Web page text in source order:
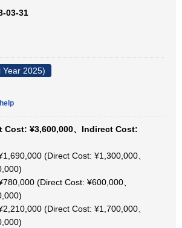
03-31
2025)
Cost: ¥3,600,000、Indirect Cost:
(Direct Cost: ¥1,300,000、
(Direct Cost: ¥600,000、
(Direct Cost: ¥1,700,000、